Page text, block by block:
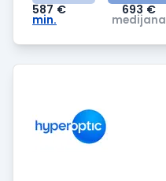
587 €
min.
693 €
medijana